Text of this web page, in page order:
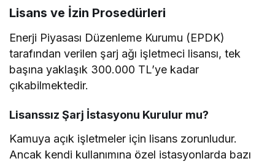
Lisans ve İzin Prosedürleri
Enerji Piyasası Düzenleme Kurumu (EPDK)
tarafından verilen şarj ağı işletmeci lisansı, tek
başına yaklaşık 300.000 TL’ye kadar
çıkabilmektedir.
Lisanssız Şarj İstasyonu Kurulur mu?
Kamuya açık işletmeler için lisans zorunludur.
Ancak kendi kullanımına özel istasyonlarda bazı